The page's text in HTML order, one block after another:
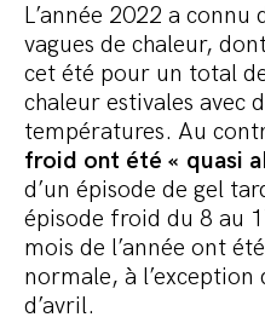
L’année 2022 a
vagues de chaleur,
cet été pour un total
chaleur estivales avec
températures. Au
froid ont été « quasi
d’un épisode de gel
épisode froid du 8 au
mois de l’année ont
normale, à
d’avril.